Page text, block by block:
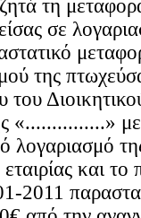
τη
σε
της
«...............» με
και το
2011